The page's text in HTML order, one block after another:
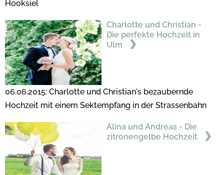
Hooksiel
Charlotte und Christian -
Die perfekte Hochzeit in
Ulm
06.06.2015: Charlotte und Christian's bezaubernde
Hochzeit mit einem Sektempfang in der Strassenbahn
Alina und Andreas - Die
zitronengelbe Hochzeit